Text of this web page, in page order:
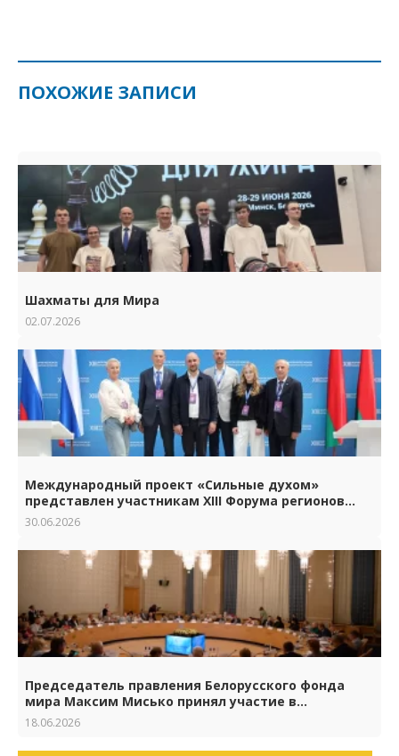
ПОХОЖИЕ ЗАПИСИ
Шахматы для Мира
02.07.2026
Международный проект «Сильные духом»
представлен участникам XIII Форума регионов
Беларуси и России
30.06.2026
Председатель правления Белорусского фонда
мира Максим Мисько принял участие в
торжествах по случаю 65-летия Российского
18.06.2026